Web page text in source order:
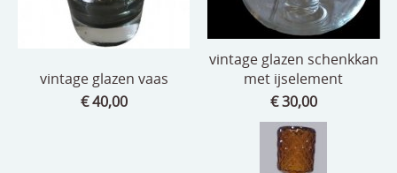
vintage glazen vaas
€ 40,00
vintage glazen schenkkan
met ijselement
€ 30,00